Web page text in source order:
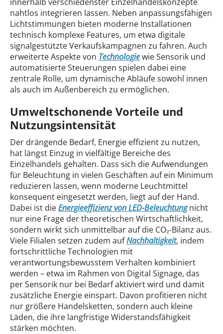
nahtlos integrieren lassen. Neben anpassungsfähigen
Lichtstimmungen bieten moderne Installationen
technisch komplexe Features, um etwa digitale
signalgestützte Verkaufskampagnen zu fahren. Auch
erweiterte Aspekte von Technologiewie Sensorik und
automatisierte Steuerungen spielen dabei eine
zentrale Rolle, um dynamische Abläufe sowohl innen
als auch im Außenbereich zu ermöglichen.
Umweltschonende Vorteile und
Nutzungsintensität
Der drängende Bedarf, Energie effizient zu nutzen,
hat längst Einzug in vielfältige Bereiche des
Einzelhandels gehalten. Dass sich die Aufwendungen
für Beleuchtung in vielen Geschäften auf ein Minimum
reduzieren lassen, wenn moderne Leuchtmittel
konsequent eingesetzt werden, liegt auf der Hand.
Dabei ist dieEnergieeffizienz von LED-Beleuchtungnicht
nur eine Frage der theoretischen Wirtschaftlichkeit,
sondern wirkt sich unmittelbar auf die CO₂-Bilanz aus.
Viele Filialen setzen zudem aufNachhaltigkeit, indem
fortschrittliche Technologien mit
verantwortungsbewusstem Verhalten kombiniert
werden – etwa im Rahmen von Digital Signage, das
per Sensorik nur bei Bedarf aktiviert wird und damit
zusätzliche Energie einspart. Davon profitieren nicht
nur größere Handelsketten, sondern auch kleine
Läden, die ihre langfristige Widerstandsfähigkeit
stärken möchten.